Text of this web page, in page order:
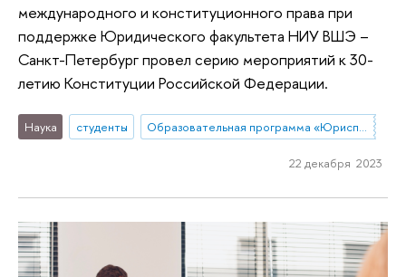
международного и конституционного права при
поддержке Юридического факультета НИУ ВШЭ –
Санкт-Петербург провел серию мероприятий к 30-
летию Конституции Российской Федерации.
Наука студенты Образовательная программа «Юриспруденция»
22 декабря 2023